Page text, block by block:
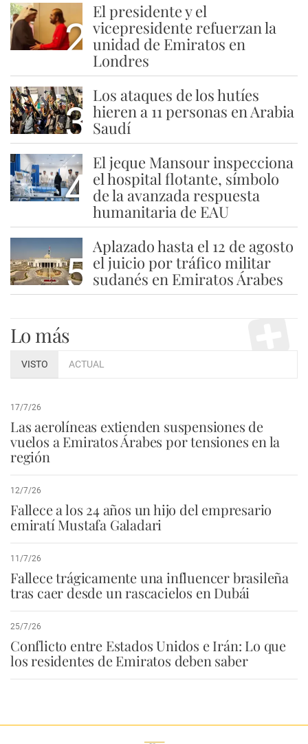
2
El presidente y el
vicepresidente refuerzan la
unidad de Emiratos en
Londres
3
Los ataques de los hutíes
hieren a 11 personas en Arabia
Saudí
4
El jeque Mansour inspecciona
el hospital flotante, símbolo
de la avanzada respuesta
humanitaria de EAU
5
Aplazado hasta el 12 de agosto
el juicio por tráfico militar
sudanés en Emiratos Árabes
Lo más
VISTO ACTUAL
17/7/26
Las aerolíneas extienden suspensiones de
vuelos a Emiratos Árabes por tensiones en la
región
12/7/26
Fallece a los 24 años un hijo del empresario
emiratí Mustafa Galadari
11/7/26
Fallece trágicamente una influencer brasileña
tras caer desde un rascacielos en Dubái
25/7/26
Conflicto entre Estados Unidos e Irán: Lo que
los residentes de Emiratos deben saber